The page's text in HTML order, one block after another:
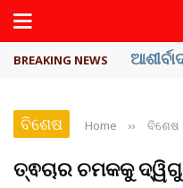
BREAKING NEWS
ବିଶେଷ Home ›› ବିଶେଷ
ତ୍ଵଚାର ଚମକକୁ